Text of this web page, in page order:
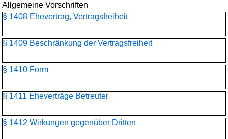
Allgemeine Vorschriften
§ 1408 Ehevertrag, Vertragsfreiheit
§ 1409 Beschränkung der Vertragsfreiheit
§ 1410 Form
§ 1411 Eheverträge Betreuter
§ 1412 Wirkungen gegenüber Dritten